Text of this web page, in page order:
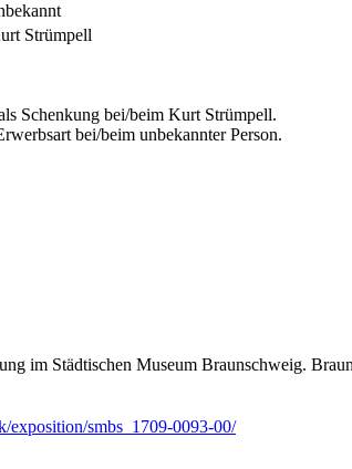
Strümpell
Schenkung bei/beim Kurt Strümpell.
bei/beim unbekannter Person.
im Städtischen Museum Braunschweig.
exposition/smbs_1709-0093-00/